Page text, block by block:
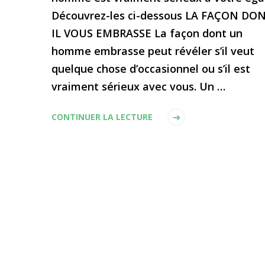
Découvrez-les ci-dessous LA FAÇON
IL VOUS EMBRASSE La façon dont un
homme embrasse peut révéler s’il veut
quelque chose d’occasionnel ou s’il est
vraiment sérieux avec vous. Un …
CONTINUER LA LECTURE